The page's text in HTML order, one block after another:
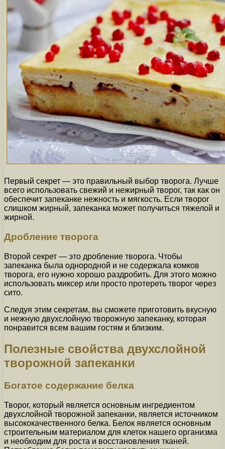
Первый секрет — это правильный выбор творога. Лучше
всего использовать свежий и нежирный творог, так как он
обеспечит запеканке нежность и мягкость. Если творог
слишком жирный, запеканка может получиться тяжелой и
жирной.
Дробление творога
Второй секрет — это дробление творога. Чтобы
запеканка была однородной и не содержала комков
творога, его нужно хорошо раздробить. Для этого можно
использовать миксер или просто протереть творог через
сито.
Следуя этим секретам, вы сможете приготовить вкусную
и нежную двухслойную творожную запеканку, которая
понравится всем вашим гостям и близким.
Полезные свойства двухслойной
творожной запеканки
Богатое содержание белка
Творог, который является основным ингредиентом
двухслойной творожной запеканки, является источником
высококачественного белка. Белок является основным
строительным материалом для клеток нашего организма
и необходим для роста и восстановления тканей.